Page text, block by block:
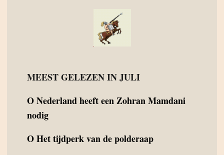
MEEST GELEZEN IN JULI
ONederland heeft een Zohran Mamdani
nodig
OHet tijdperk van de polderaap